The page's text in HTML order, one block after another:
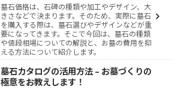
墓石価格は、石碑の種類や加工やデザイン、大
きさなどで決まります。そのため、実際に墓石
を購入する際は、墓石選びやデザインなどが重
要になってきます。そこで今回は、墓石の種類
や値段相場についての解説と、お墓の費用を抑
える方法について紹介します。
墓石カタログの活用方法 – お墓づくりの
極意をお教えします！